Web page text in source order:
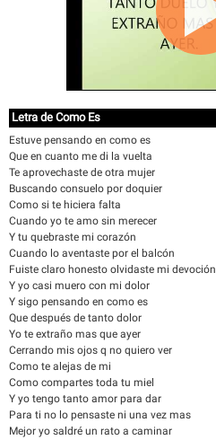
Letra de Como Es
Estuve pensando en como es
Que en cuanto me di la vuelta
Te aprovechaste de otra mujer
Buscando consuelo por doquier
Como si te hiciera falta
Cuando yo te amo sin merecer
Y tu quebraste mi corazón
Cuando lo aventaste por el balcón
Fuiste claro honesto olvidaste mi devoción
Y yo casi muero con mi dolor
Y sigo pensando en como es
Que después de tanto dolor
Yo te extraño mas que ayer
Cerrando mis ojos q no quiero ver
Como te alejas de mi
Como compartes toda tu miel
Y yo tengo tanto amor para dar
Para ti no lo pensaste ni una vez mas
Mejor yo saldré un rato a caminar